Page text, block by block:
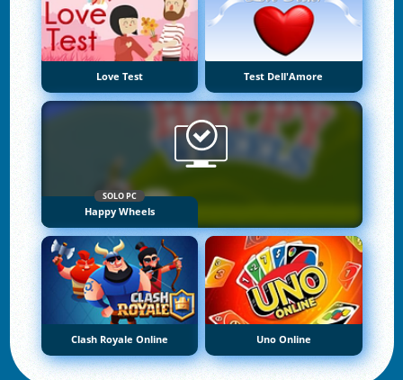
Love Test Test Dell'Amore
SOLO PC
Happy Wheels
Clash Royale Online Uno Online